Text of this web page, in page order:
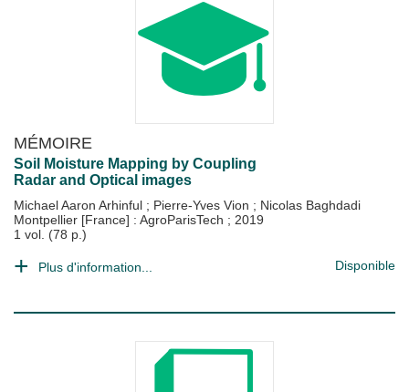
MÉMOIRE
Soil Moisture Mapping by Coupling
Radar and Optical images
Michael Aaron Arhinful ; Pierre-Yves Vion ; Nicolas Baghdadi
Montpellier [France] : AgroParisTech ; 2019
1 vol. (78 p.)
Plus d'information... Disponible